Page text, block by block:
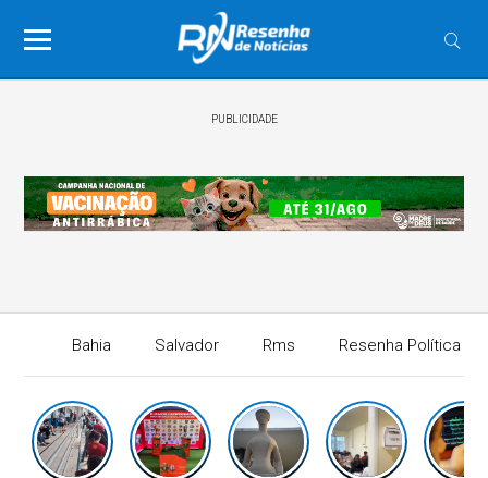
PUBLICIDADE
Bahia Salvador Rms Resenha Política